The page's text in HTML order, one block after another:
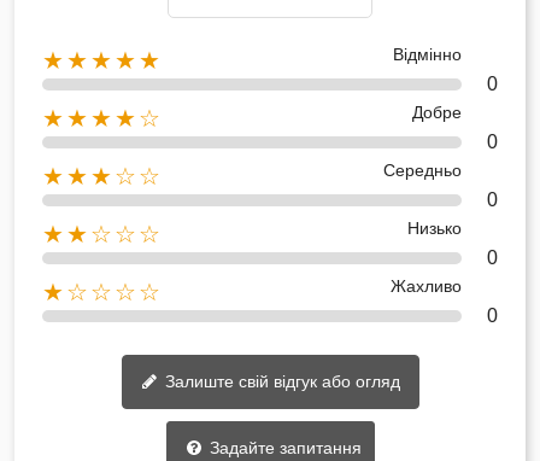
★★★★★ Відмінно
0
★★★★☆ Добре
0
★★★☆☆ Середньо
0
★★☆☆☆ Низько
0
★☆☆☆☆ Жахливо
0
Залиште свій відгук або огляд
Задайте запитання